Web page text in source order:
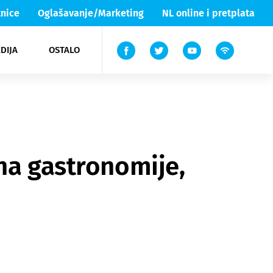
Oglašavanje/Marketing NL online i pretplata
OSTALO
Lika & Senj
TV
gastronomije,